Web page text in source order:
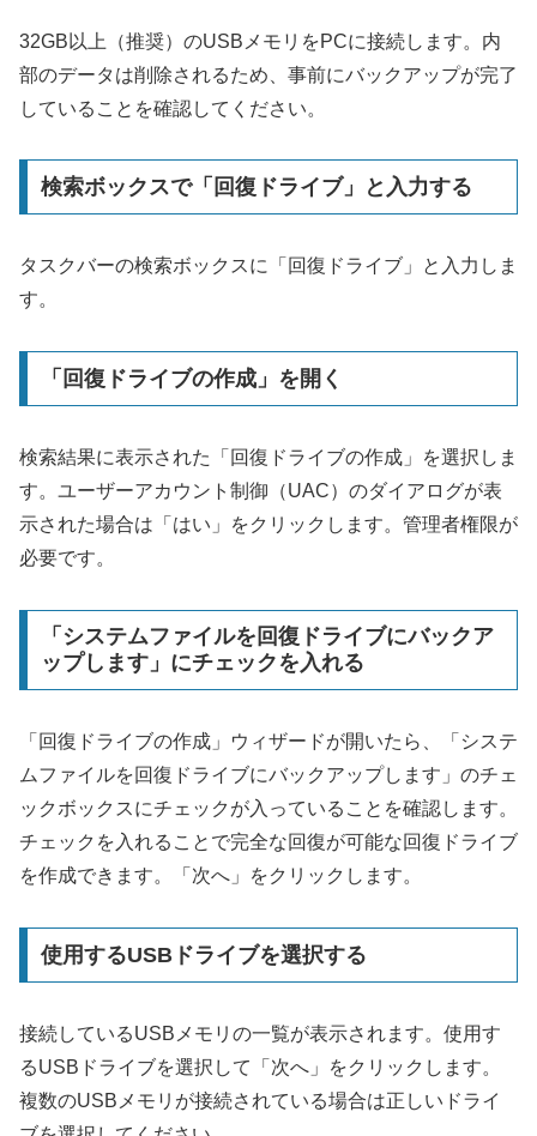
32GB以上（推奨）のUSBメモリをPCに接続します。内
部のデータは削除されるため、事前にバックアップが完了
していることを確認してください。
検索ボックスで「回復ドライブ」と入力する
タスクバーの検索ボックスに「回復ドライブ」と入力しま
す。
「回復ドライブの作成」を開く
検索結果に表示された「回復ドライブの作成」を選択しま
す。ユーザーアカウント制御（UAC）のダイアログが表
示された場合は「はい」をクリックします。管理者権限が
必要です。
「システムファイルを回復ドライブにバックア
ップします」にチェックを入れる
「回復ドライブの作成」ウィザードが開いたら、「システ
ムファイルを回復ドライブにバックアップします」のチェ
ックボックスにチェックが入っていることを確認します。
チェックを入れることで完全な回復が可能な回復ドライブ
を作成できます。「次へ」をクリックします。
使用するUSBドライブを選択する
接続しているUSBメモリの一覧が表示されます。使用す
るUSBドライブを選択して「次へ」をクリックします。
複数のUSBメモリが接続されている場合は正しいドライ